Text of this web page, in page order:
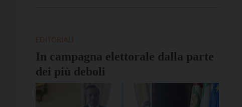
In campagna elettorale dalla parte
dei più deboli